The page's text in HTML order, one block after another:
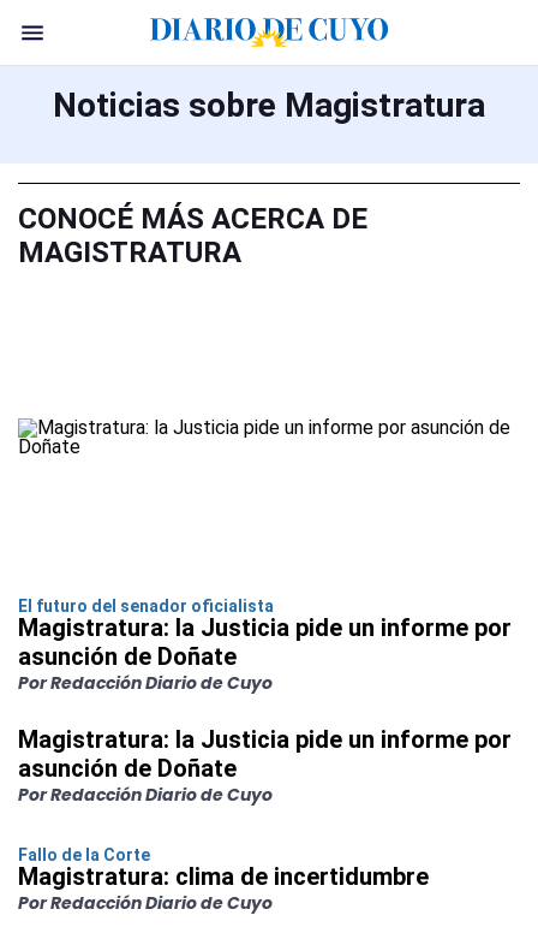
Noticias sobre Magistratura
CONOCÉ MÁS ACERCA DE
MAGISTRATURA
El futuro del senador oficialista
Magistratura: la Justicia pide un informe por
asunción de Doñate
Por Redacción Diario de Cuyo
Magistratura: la Justicia pide un informe por
asunción de Doñate
Por Redacción Diario de Cuyo
Fallo de la Corte
Magistratura: clima de incertidumbre
Por Redacción Diario de Cuyo